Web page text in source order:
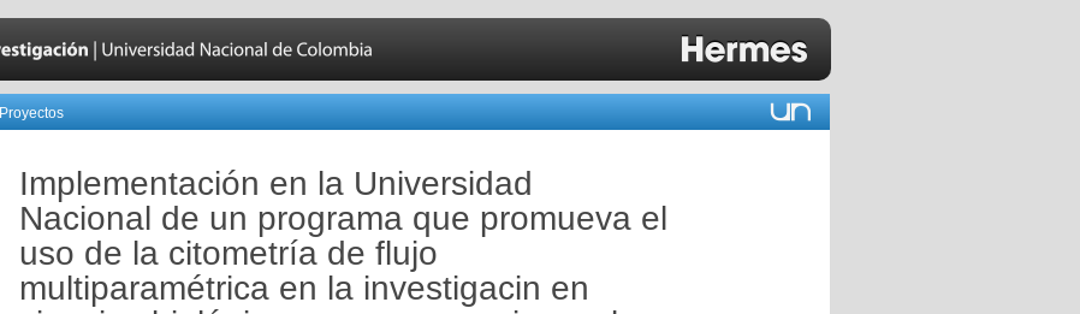
Proyectos
Implementación en la Universidad
Nacional de un programa que promueva el
uso de la citometría de flujo
multiparamétrica en la investigacin en